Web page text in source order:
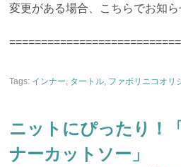
変更がある場合、こちらでお知ら
Tags: インナー, タートル, ファボリニコオリ
ニットにぴったり！
ナーカットソー」